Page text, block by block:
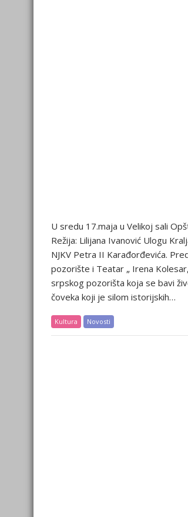
U sredu 17.maja u Velikoj sali
Režija: Lilijana Ivanović Ulogu
NJKV Petra II Karađorđevića.
pozorište i Teatar „ Irena
srpskog pozorišta koja se bavi
čoveka koji je silom istorijskih…
Kultura Novosti